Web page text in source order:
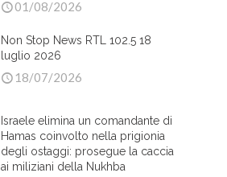
01/08/2026
Non Stop News RTL 102.5 18
luglio 2026
18/07/2026
Israele elimina un comandante di
Hamas coinvolto nella prigionia
degli ostaggi: prosegue la caccia
ai miliziani della Nukhba